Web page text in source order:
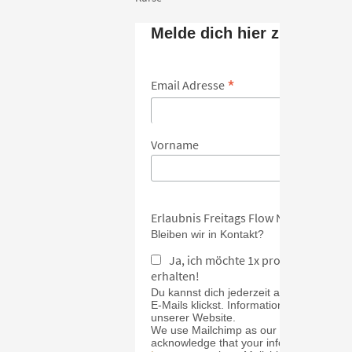
Melde dich hier zum
Email Adresse *
Vorname
Erlaubnis Freitags Flow Newsletter
Bleiben wir in Kontakt?
Ja, ich möchte 1x pro Monat
erhalten!
Du kannst dich jederzeit abmelden,
E-Mails klickst. Informationen zu
unserer Website.
We use Mailchimp as our marketing
acknowledge that your information will